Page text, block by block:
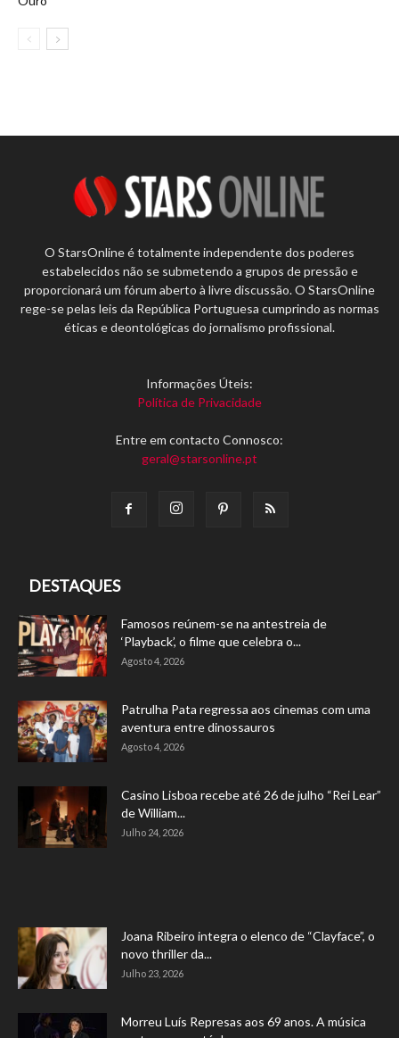
O StarsOnline é totalmente independente dos poderes
estabelecidos não se submetendo a grupos de pressão e
proporcionará um fórum aberto à livre discussão. O StarsOnline
rege-se pelas leis da República Portuguesa cumprindo as normas
éticas e deontológicas do jornalismo profissional.
Informações Úteis:
Política de Privacidade
Entre em contacto Connosco:
geral@starsonline.pt
DESTAQUES
Famosos reúnem-se na antestreia de
‘Playback’, o filme que celebra o...
Agosto 4, 2026
Patrulha Pata regressa aos cinemas com uma
aventura entre dinossauros
Agosto 4, 2026
Casino Lisboa recebe até 26 de julho “Rei Lear”
de William...
Julho 24, 2026
Joana Ribeiro integra o elenco de “Clayface”, o
novo thriller da...
Julho 23, 2026
Morreu Luís Represas aos 69 anos. A música